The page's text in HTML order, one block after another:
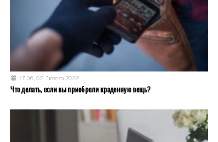
17:06, 02 Лютого 2022
Что делать, если вы приобрели краденную вещь?